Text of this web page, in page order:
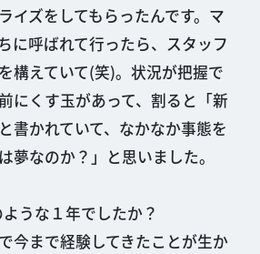
ズをしてもらったんです。マ
に呼ばれて行ったら、スタッフ
構えていて(笑)。状況が把握で
にくす玉があって、割ると「新
書かれていて、なかなか事態を
夢なのか？」と思いました。
うな１年でしたか？
まで経験してきたことが生か